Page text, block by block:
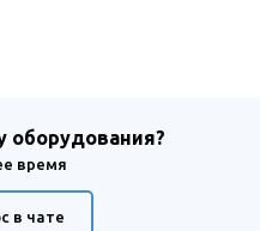
оборудования?
время
в чате